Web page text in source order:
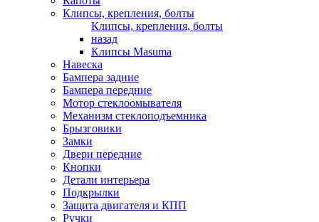
Клипсы, крепления, болты
Клипсы, крепления, болты
назад
Клипсы Masuma
Навеска
Бампера задние
Бампера передние
Мотор стеклоомывателя
Механизм стеклоподъемника
Брызговики
Замки
Двери передние
Кнопки
Детали интерьера
Подкрылки
Защита двигателя и КПП
Ручки